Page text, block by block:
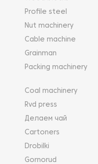
Profile steel
Nut machinery
Cable machine
Grainman
Packing machinery
Coal machinery
Rvd press
Делаем чай
Cartoners
Drobilki
Gornorud